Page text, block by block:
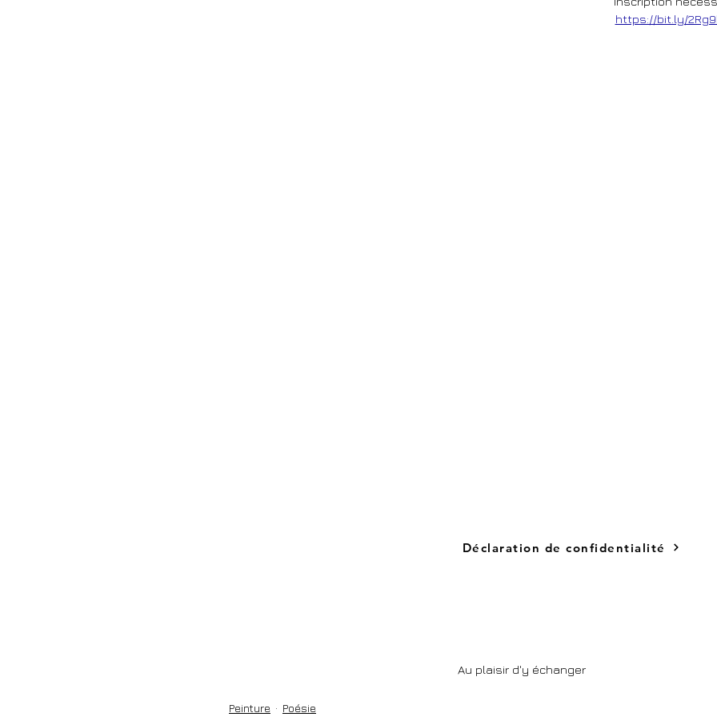
https://bit.ly/
Au plaisir d'y échanger
Peinture Poésie
Déclaration de confidentialité